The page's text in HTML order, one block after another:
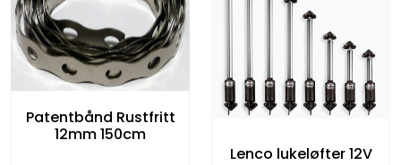
Patentbånd Rustfritt
12mm 150cm
Lenco lukeløfter 12V